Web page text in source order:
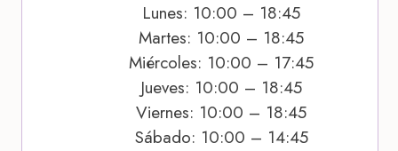
Lunes: 10:00 – 18:45
Martes: 10:00 – 18:45
Miércoles: 10:00 – 17:45
Jueves: 10:00 – 18:45
Viernes: 10:00 – 18:45
Sábado: 10:00 – 14:45